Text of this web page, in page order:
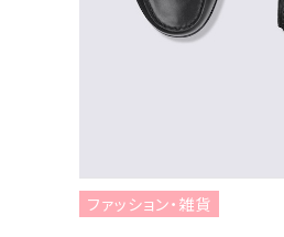
ファッション・雑貨